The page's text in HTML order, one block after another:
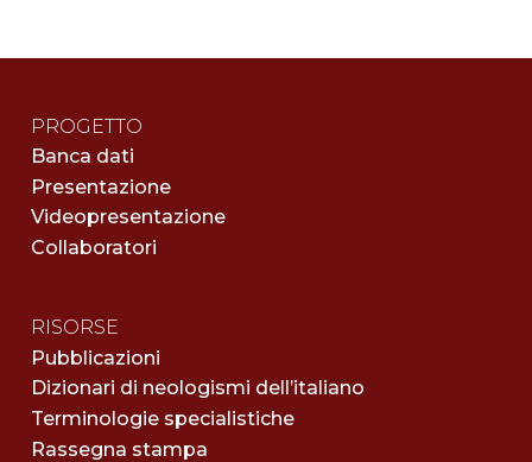
PROGETTO
Banca dati
Presentazione
Videopresentazione
Collaboratori
RISORSE
Pubblicazioni
Dizionari di neologismi dell’italiano
Terminologie specialistiche
Rassegna stampa